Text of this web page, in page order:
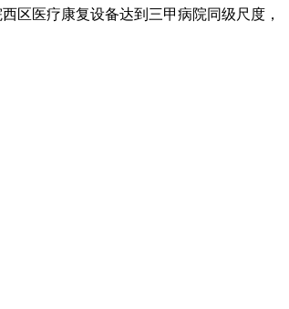
区医疗康复设备达到三甲病院同级尺度，